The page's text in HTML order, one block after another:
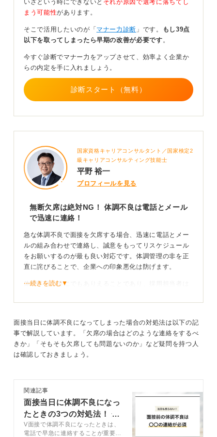
流行を経て、無理をして周囲に感染を広げるよりも、体
調を優先して休むべきだという風潮が定着しつつありま
す。
昔のような「這ってでも来い」という根性論ではなくな
を逃してしまう可能性はゼロではありません。したがっ
ようにしましょう。
0
いざという時にできないと それが原因で選考に落ちてし
まう可能性があります。
そこで活用したいのが「 マナー力診断 」です。
もし39点
以下を取ってしまったら早期の改善が必要です 。
今すぐ診断でマナー力をアップさせて、効率よく企業か
らの内定を手に入れましょう。
診断スタート（無料）
国家資格キャリアコンサルタント／国家検定2
級キャリアコンサルティング技能士
平野 裕一
プロフィールを見る
無断欠席は絶対NG！ 体調不良は電話とメール
で迅速に連絡！
急な体調不良で面接を欠席する場合、迅速に電話とメー
ルの組み合わせで連絡し、誠意をもってリスケジュール
をお願いするのが最も良い対応です。体調管理の非を正
直に詫びることで、企業への印象悪化は防げます。
体調不良は誰にでもありえることであり、採用担当者は
いのは、連絡が遅れることや無断欠席であり、迅速な連
症状と謝罪を丁寧に伝えリスケジュールを成功させ
よう！
「体調管理が行き届かず申し訳ございません。今38度の
発熱があり……」と症状と謝罪を伝え、その後に「別日
程での面接機会を頂戴できないでしょうか」と丁寧なメ
ールを改めて送るようにアドバイスしてきました。
⋯続きを読む▼
面接当日に体調不良になってしまった場合の対処法は以下の記
事で解説しています。「欠席の場合はどのような連絡をするべ
きか」「そもそも欠席しても問題ないのか」など疑問を持つ人
は確認しておきましょう。
関連記事
面接当日に体調不良になっ
たときの3つの対処法！ 企
業への連絡例文7選
V面接で体調不良になったときは、
電話で早急に連絡することが重要で